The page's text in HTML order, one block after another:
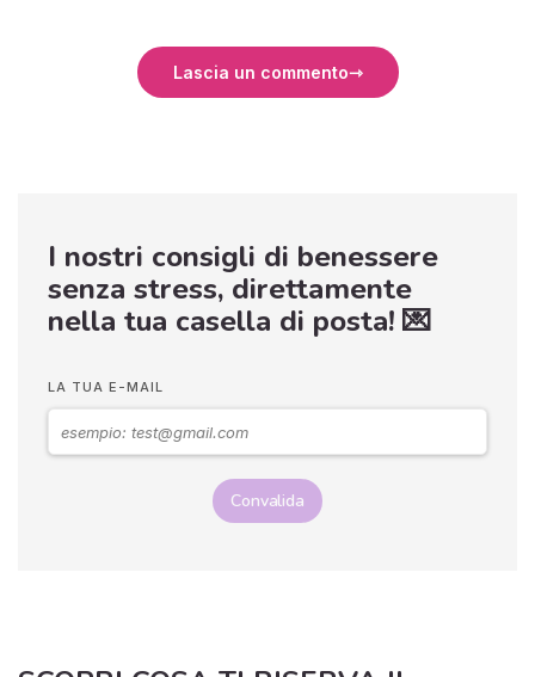
Lascia un commento
I nostri consigli di benessere
senza stress, direttamente
nella tua casella di posta! 💌
LA TUA E-MAIL
Convalida